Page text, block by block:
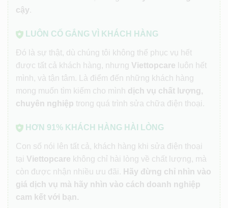
cậy.
LUÔN CỐ GẮNG VÌ KHÁCH HÀNG
Đó là sự thật, dù chúng tôi không thể phục vụ hết
được tất cả khách hàng, nhưng Viettopcare luôn hết
mình, và tận tâm. Là điểm đến những khách hàng
mong muốn tìm kiếm cho mình dịch vụ chất lượng,
chuyên nghiệp trong quá trình sửa chữa điện thoại.
HƠN 91% KHÁCH HÀNG HÀI LÒNG
Con số nói lên tất cả, khách hàng khi sửa điện thoại
tại Viettopcare không chỉ hài lòng về chất lượng, mà
còn được nhận nhiều ưu đãi. Hãy đừng chỉ nhìn vào
giá dịch vụ mà hãy nhìn vào cách doanh nghiệp
cam kết với bạn.